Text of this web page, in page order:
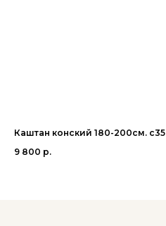
Каштан конский 180-200см. с35
9 800 р.